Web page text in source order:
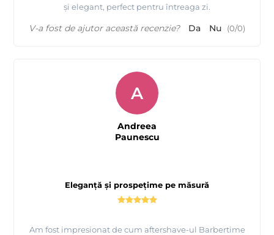
și elegant, perfect pentru întreaga zi.
V-a fost de ajutor această recenzie? Da Nu (0/0)
Eleganță și prospețime pe măsură
Am fost impresionat de cum aftershave-ul Barbertime
A
Andreea
Paunescu